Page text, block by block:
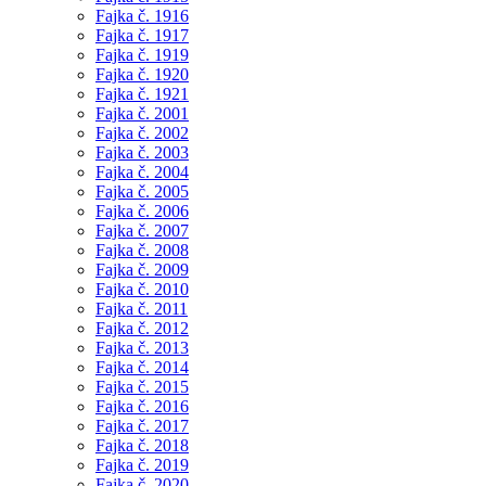
Fajka č. 1916
Fajka č. 1917
Fajka č. 1919
Fajka č. 1920
Fajka č. 1921
Fajka č. 2001
Fajka č. 2002
Fajka č. 2003
Fajka č. 2004
Fajka č. 2005
Fajka č. 2006
Fajka č. 2007
Fajka č. 2008
Fajka č. 2009
Fajka č. 2010
Fajka č. 2011
Fajka č. 2012
Fajka č. 2013
Fajka č. 2014
Fajka č. 2015
Fajka č. 2016
Fajka č. 2017
Fajka č. 2018
Fajka č. 2019